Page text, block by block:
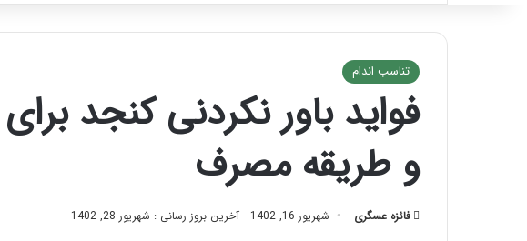
تناسب اندام
فواید باور نکردنی کنجد
و طریقه مصرف
فائزه عسگری شهریور 16, 1402 آخرین بروز رسانی : شهریور 28, 1402
نحوه
ماساژ
صورت
بعد
تزریق